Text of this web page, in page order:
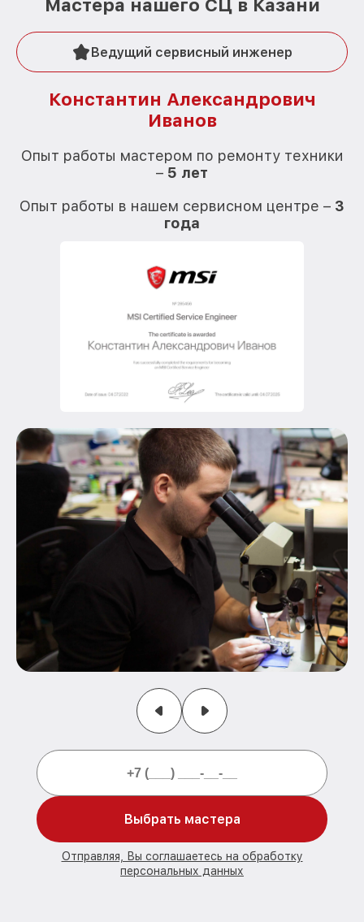
Мастера нашего СЦ в Казани
Ведущий сервисный инженер
Константин Александрович
Иванов
Опыт работы мастером по ремонту техники
– 5 лет
Опыт работы в нашем сервисном центре – 3
года
Выбрать мастера
Отправляя, Вы соглашаетесь на обработку
персональных данных